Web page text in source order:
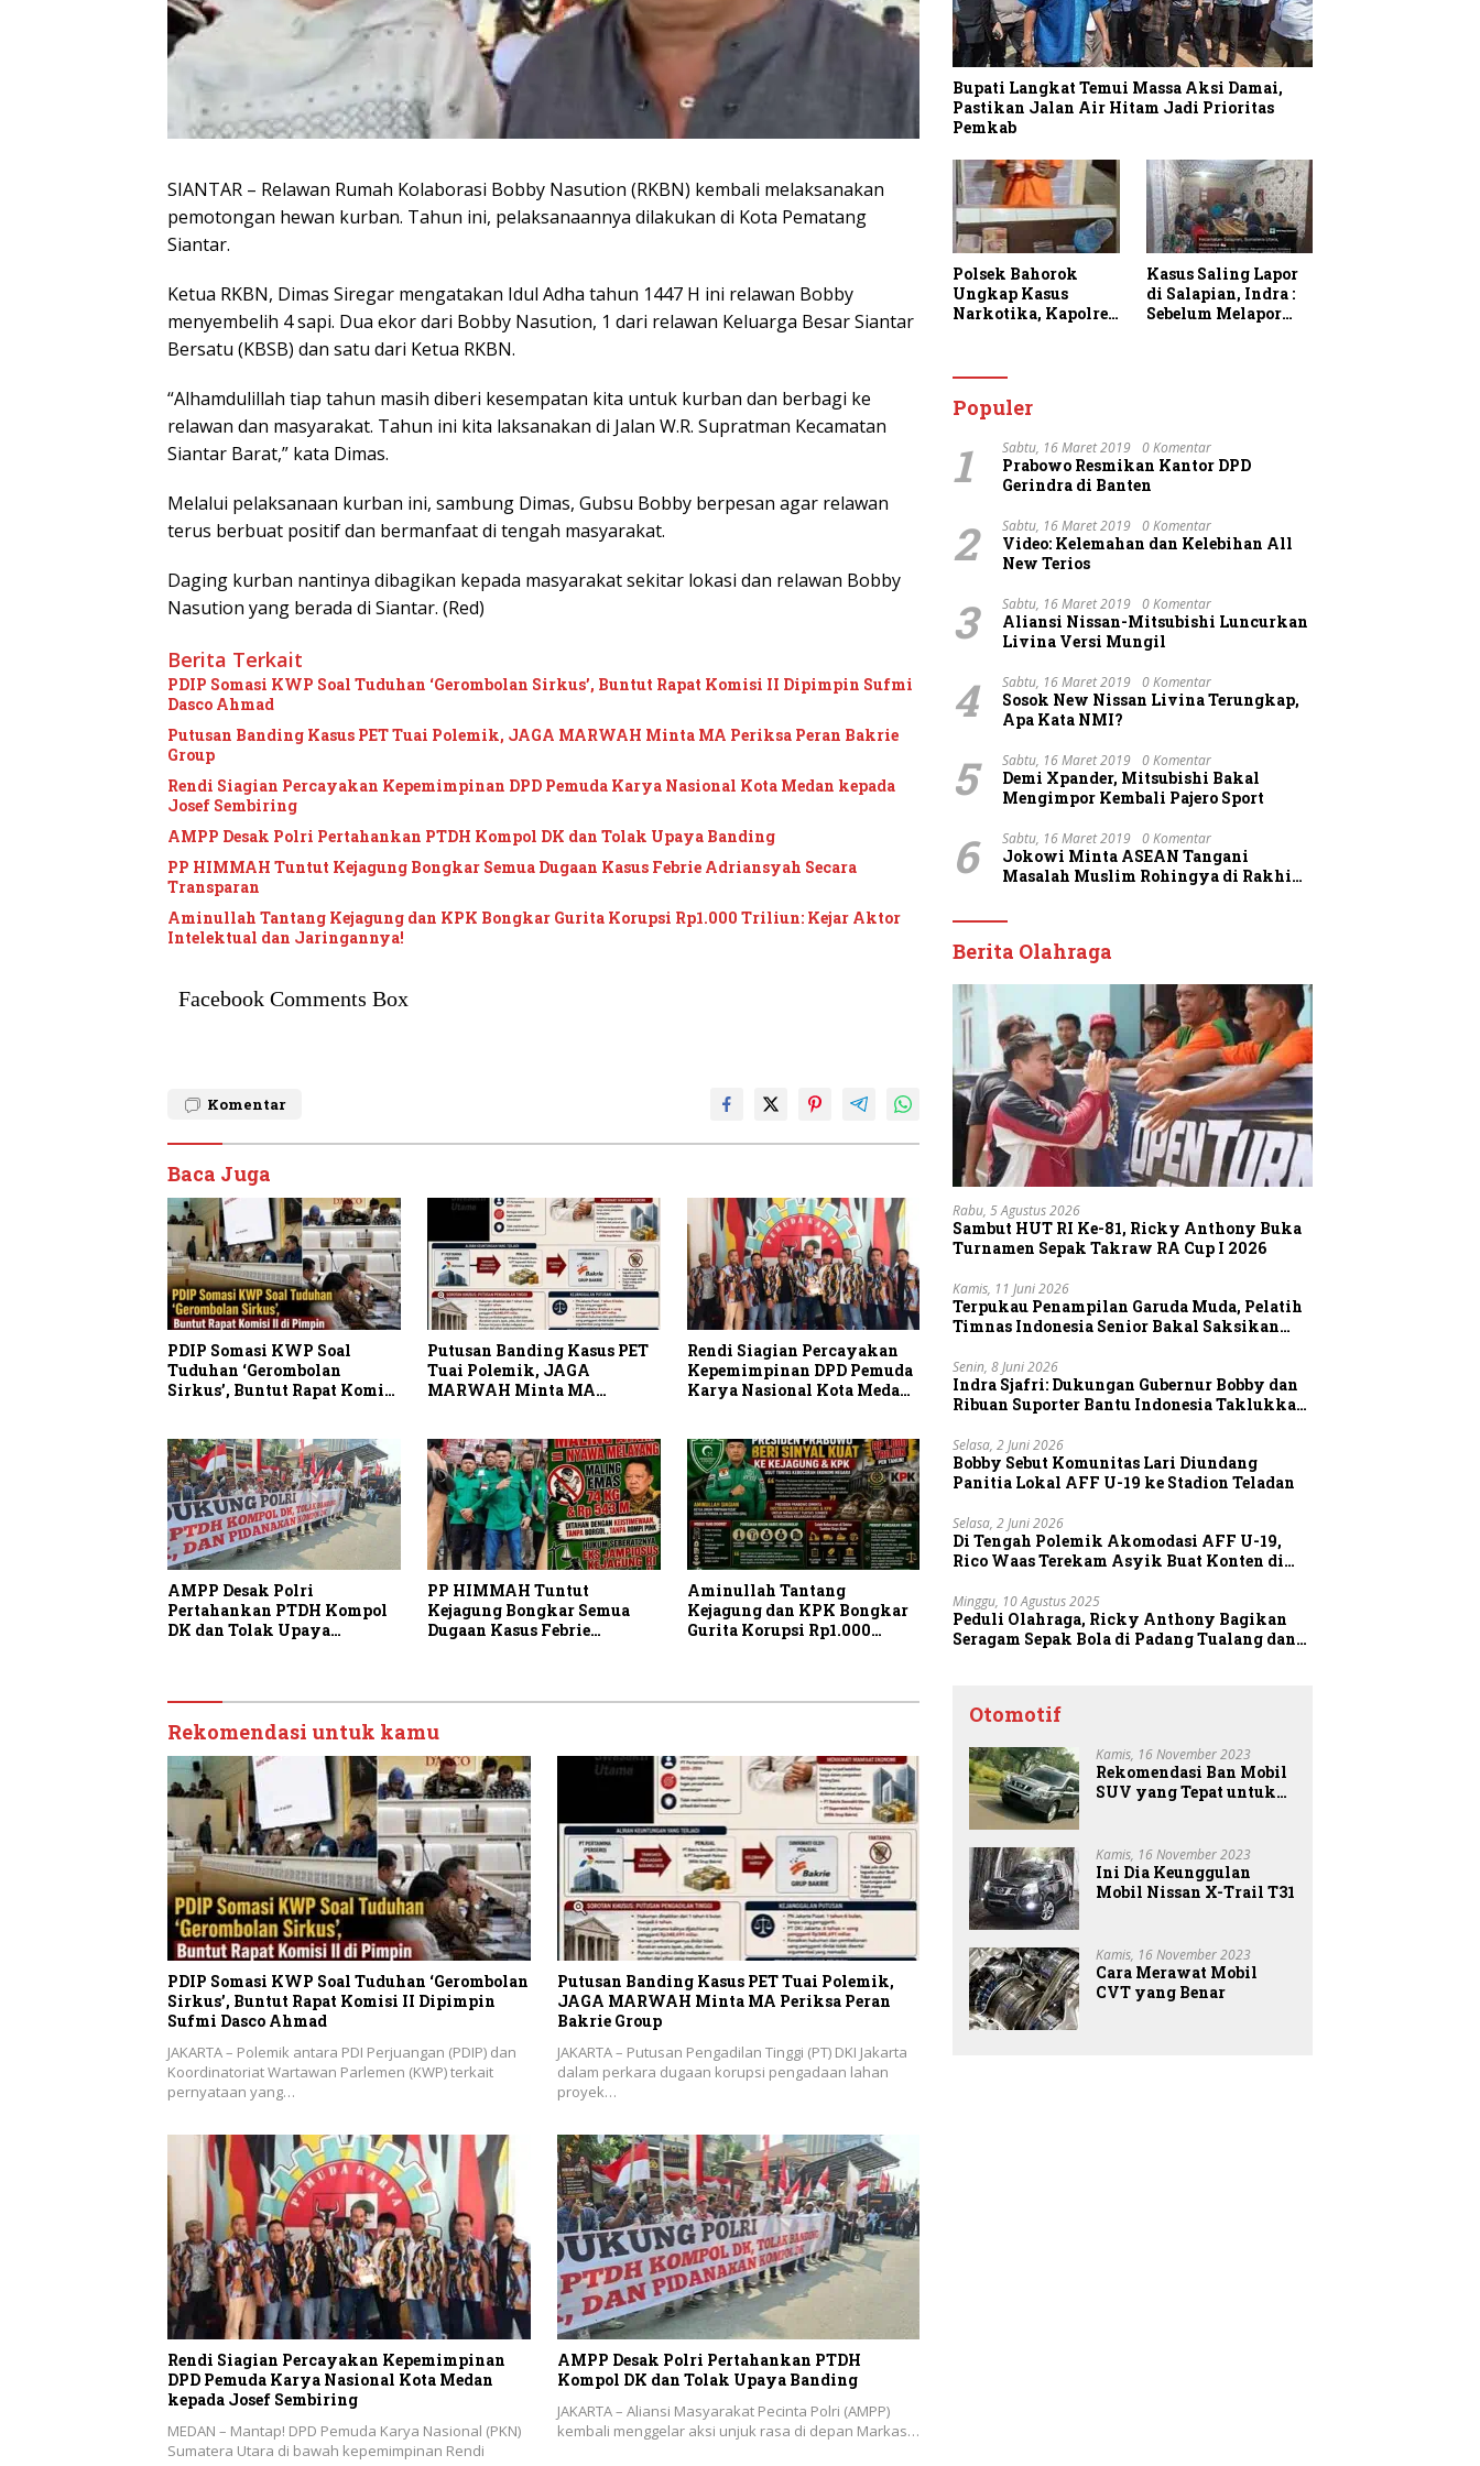
SIANTAR – Relawan Rumah Kolaborasi Bobby Nasution (RKBN) kembali melaksanakan
pemotongan hewan kurban. Tahun ini, pelaksanaannya dilakukan di Kota Pematang
Siantar.
Ketua RKBN, Dimas Siregar mengatakan Idul Adha tahun 1447 H ini relawan Bobby
menyembelih 4 sapi. Dua ekor dari Bobby Nasution, 1 dari relawan Keluarga Besar Siantar
Bersatu (KBSB) dan satu dari Ketua RKBN.
“Alhamdulillah tiap tahun masih diberi kesempatan kita untuk kurban dan berbagi ke
relawan dan masyarakat. Tahun ini kita laksanakan di Jalan W.R. Supratman Kecamatan
Siantar Barat,” kata Dimas.
Melalui pelaksanaan kurban ini, sambung Dimas, Gubsu Bobby berpesan agar relawan
terus berbuat positif dan bermanfaat di tengah masyarakat.
Daging kurban nantinya dibagikan kepada masyarakat sekitar lokasi dan relawan Bobby
Nasution yang berada di Siantar. (Red)
Berita Terkait
PDIP Somasi KWP Soal Tuduhan ‘Gerombolan Sirkus’, Buntut Rapat Komisi II Dipimpin Sufmi
Dasco Ahmad
Putusan Banding Kasus PET Tuai Polemik, JAGA MARWAH Minta MA Periksa Peran Bakrie
Group
Rendi Siagian Percayakan Kepemimpinan DPD Pemuda Karya Nasional Kota Medan kepada
Josef Sembiring
AMPP Desak Polri Pertahankan PTDH Kompol DK dan Tolak Upaya Banding
PP HIMMAH Tuntut Kejagung Bongkar Semua Dugaan Kasus Febrie Adriansyah Secara
Transparan
Aminullah Tantang Kejagung dan KPK Bongkar Gurita Korupsi Rp1.000 Triliun: Kejar Aktor
Intelektual dan Jaringannya!
Facebook Comments Box
Komentar
Baca Juga
PDIP Somasi KWP Soal
Tuduhan ‘Gerombolan
Sirkus’, Buntut Rapat Komisi
Putusan Banding Kasus PET
Tuai Polemik, JAGA
MARWAH Minta MA
Rendi Siagian Percayakan
Kepemimpinan DPD Pemuda
Karya Nasional Kota Medan
AMPP Desak Polri
Pertahankan PTDH Kompol
DK dan Tolak Upaya
PP HIMMAH Tuntut
Kejagung Bongkar Semua
Dugaan Kasus Febrie
Aminullah Tantang
Kejagung dan KPK Bongkar
Gurita Korupsi Rp1.000
Rekomendasi untuk kamu
PDIP Somasi KWP Soal Tuduhan ‘Gerombolan
Sirkus’, Buntut Rapat Komisi II Dipimpin
Sufmi Dasco Ahmad
JAKARTA – Polemik antara PDI Perjuangan (PDIP) dan
Koordinatoriat Wartawan Parlemen (KWP) terkait
pernyataan yang…
Putusan Banding Kasus PET Tuai Polemik,
JAGA MARWAH Minta MA Periksa Peran
Bakrie Group
JAKARTA – Putusan Pengadilan Tinggi (PT) DKI Jakarta
dalam perkara dugaan korupsi pengadaan lahan
proyek…
Rendi Siagian Percayakan Kepemimpinan
DPD Pemuda Karya Nasional Kota Medan
kepada Josef Sembiring
MEDAN – Mantap! DPD Pemuda Karya Nasional (PKN)
Sumatera Utara di bawah kepemimpinan Rendi
AMPP Desak Polri Pertahankan PTDH
Kompol DK dan Tolak Upaya Banding
JAKARTA – Aliansi Masyarakat Pecinta Polri (AMPP)
kembali menggelar aksi unjuk rasa di depan Markas…
Bupati Langkat Temui Massa Aksi Damai,
Pastikan Jalan Air Hitam Jadi Prioritas
Pemkab
Polsek Bahorok
Ungkap Kasus
Narkotika, Kapolres
Ajak Masyarakat
Layanan 110
Kasus Saling Lapor
di Salapian, Indra :
Sebelum Melapor
Populer
1 Sabtu, 16 Maret 2019 0 Komentar
Prabowo Resmikan Kantor DPD
Gerindra di Banten
2 Sabtu, 16 Maret 2019 0 Komentar
Video: Kelemahan dan Kelebihan All
New Terios
3 Sabtu, 16 Maret 2019 0 Komentar
Aliansi Nissan-Mitsubishi Luncurkan
Livina Versi Mungil
4 Sabtu, 16 Maret 2019 0 Komentar
Sosok New Nissan Livina Terungkap,
Apa Kata NMI?
5 Sabtu, 16 Maret 2019 0 Komentar
Demi Xpander, Mitsubishi Bakal
Mengimpor Kembali Pajero Sport
6 Sabtu, 16 Maret 2019 0 Komentar
Jokowi Minta ASEAN Tangani
Masalah Muslim Rohingya di Rakhine
Berita Olahraga
Rabu, 5 Agustus 2026
Sambut HUT RI Ke-81, Ricky Anthony Buka
Turnamen Sepak Takraw RA Cup I 2026
Kamis, 11 Juni 2026
Terpukau Penampilan Garuda Muda, Pelatih
Timnas Indonesia Senior Bakal Saksikan
Senin, 8 Juni 2026
Indra Sjafri: Dukungan Gubernur Bobby dan
Ribuan Suporter Bantu Indonesia Taklukkan
Selasa, 2 Juni 2026
Bobby Sebut Komunitas Lari Diundang
Panitia Lokal AFF U-19 ke Stadion Teladan
Selasa, 2 Juni 2026
Di Tengah Polemik Akomodasi AFF U-19,
Rico Waas Terekam Asyik Buat Konten di
Minggu, 10 Agustus 2025
Peduli Olahraga, Ricky Anthony Bagikan
Seragam Sepak Bola di Padang Tualang dan
Otomotif
Kamis, 16 November 2023
Rekomendasi Ban Mobil
SUV yang Tepat untuk
Kamis, 16 November 2023
Ini Dia Keunggulan
Mobil Nissan X-Trail T31
Kamis, 16 November 2023
Cara Merawat Mobil
CVT yang Benar